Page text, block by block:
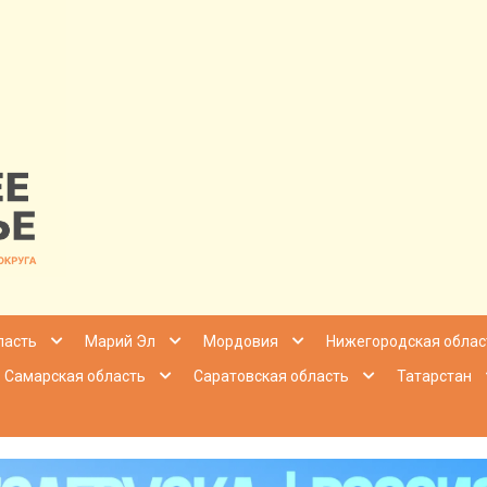
|Марий Эл Мордовия
Нижегородская
Самарская область Саратовская область
Татарстан